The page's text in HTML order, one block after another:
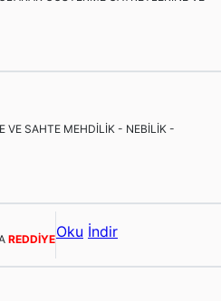
VE SAHTE MEHDİLİK - NEBİLİK -
REDDİYEOku İndir